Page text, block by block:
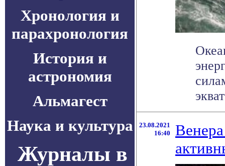
Хронология и
парахронология
История и
астрономия
Альмагест
Наука и культура
Журналы в
23.08.2021
16:40